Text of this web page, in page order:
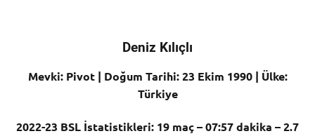
Deniz Kılıçlı
Mevki: Pivot | Doğum Tarihi: 23 Ekim 1990 | Ülke:
Türkiye
2022-23 BSL İstatistikleri: 19 maç – 07:57 dakika – 2.7